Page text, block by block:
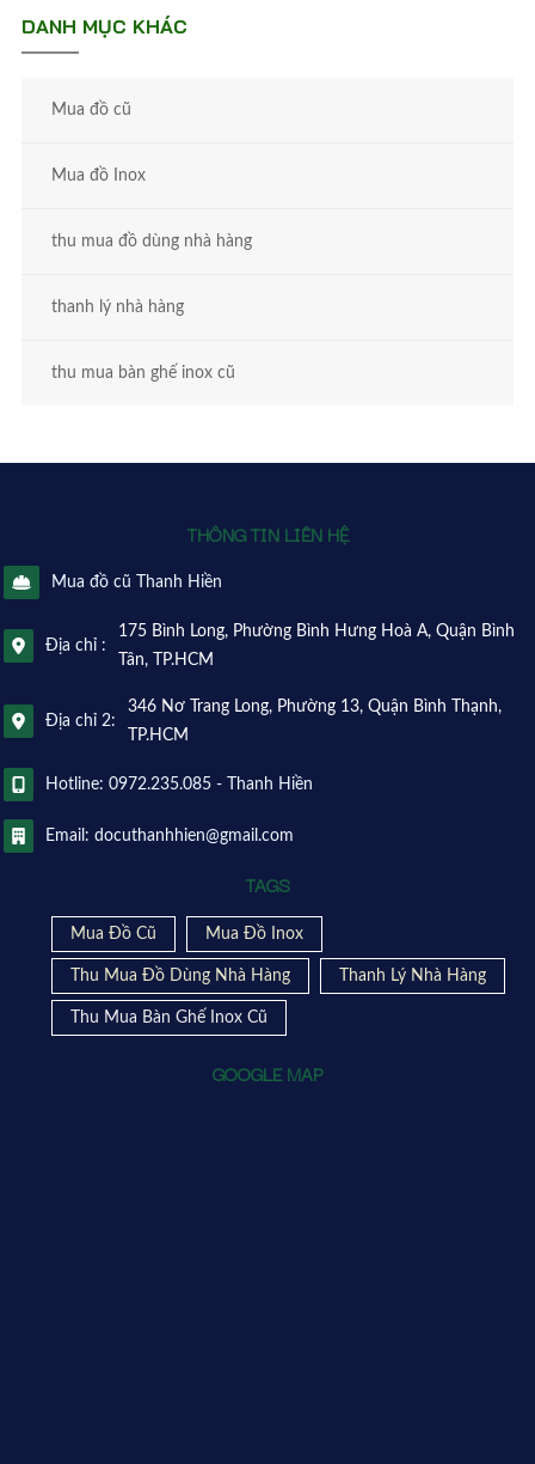
DANH MỤC KHÁC
Mua đồ cũ
Mua đồ Inox
thu mua đồ dùng nhà hàng
thanh lý nhà hàng
thu mua bàn ghế inox cũ
THÔNG TIN LIÊN HỆ
Mua đồ cũ Thanh Hiền
Địa chỉ :
175 Bình Long, Phường Bình Hưng Hoà A, Quận Bình
Tân, TP.HCM
Địa chỉ 2:
346 Nơ Trang Long, Phường 13, Quận Bình Thạnh,
TP.HCM
Hotline: 0972.235.085 - Thanh Hiền
Email: docuthanhhien@gmail.com
TAGS
Mua Đồ Cũ Mua Đồ Inox
Thu Mua Đồ Dùng Nhà Hàng Thanh Lý Nhà Hàng
Thu Mua Bàn Ghế Inox Cũ
GOOGLE MAP